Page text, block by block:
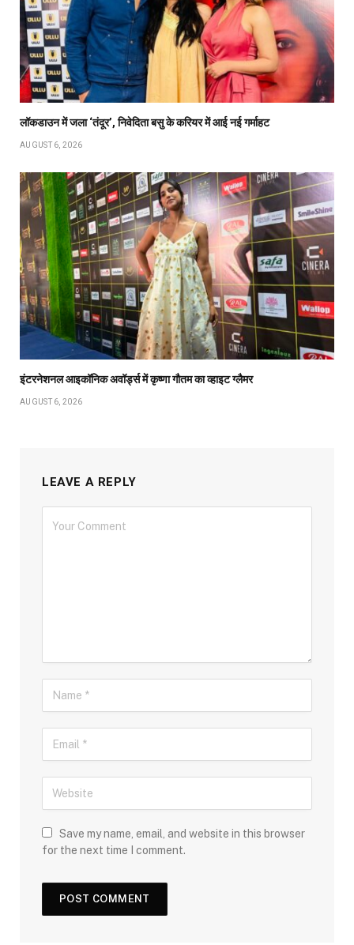
लॉकडाउन में जला ‘तंदूर’, निवेदिता बसु के करियर में आई नई गर्माहट
AUGUST 6, 2026
इंटरनेशनल आइकॉनिक अवॉर्ड्स में कृष्णा गौतम का व्हाइट ग्लैमर
AUGUST 6, 2026
LEAVE A REPLY
Save my name, email, and website in this browser
for the next time I comment.